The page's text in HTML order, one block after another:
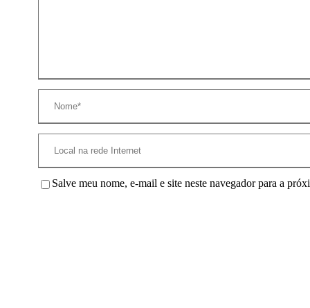
Salve meu nome, e-mail e site neste navegador para a